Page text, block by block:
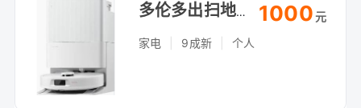
多伦多出扫地机器人，自动回充，自提（Arthur Bonner Ave）
家电 9成新 个人
1000元